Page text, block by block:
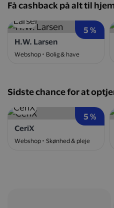
Få cashback på alt til
5 %
H.W. Larsen
Webshop Bolig & have
Sidste chance for at
5 %
CeriX
Webshop Skønhed & pleje